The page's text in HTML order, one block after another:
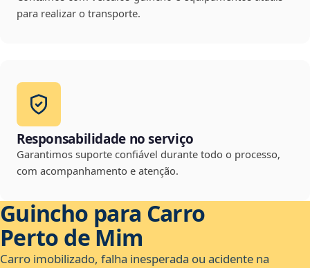
para realizar o transporte.
Responsabilidade no serviço
Garantimos suporte confiável durante todo o processo,
com acompanhamento e atenção.
Guincho para Carro
Perto de Mim
Carro imobilizado, falha inesperada ou acidente na